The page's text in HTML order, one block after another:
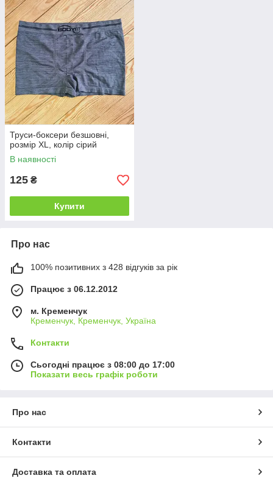
Труси-боксери безшовні,
розмір XL, колір сірий
В наявності
125 ₴
Купити
Про нас
100% позитивних з 428 відгуків за рік
Працює з 06.12.2012
м. Кременчук
Кременчук, Кременчук, Україна
Контакти
Сьогодні працює з 08:00 до 17:00
Показати весь графік роботи
Про нас
Контакти
Доставка та оплата